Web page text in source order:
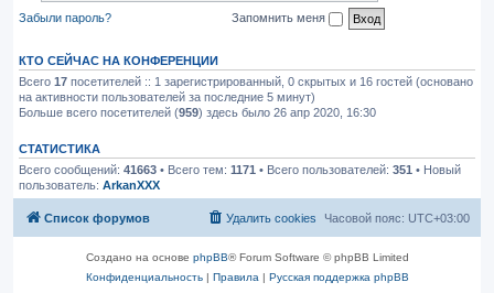
Забыли пароль? Запомнить меня
КТО СЕЙЧАС НА КОНФЕРЕНЦИИ
Всего 17 посетителей :: 1 зарегистрированный, 0 скрытых и 16 гостей (основано
на активности пользователей за последние 5 минут)
Больше всего посетителей (959) здесь было 26 апр 2020, 16:30
СТАТИСТИКА
Всего сообщений: 41663 • Всего тем: 1171 • Всего пользователей: 351 • Новый
пользователь: ArkanXXX
Список форумов Часовой пояс: UTC+03:00
Удалить cookies
Создано на основе phpBB® Forum Software © phpBB Limited
Конфиденциальность| Правила | Русская поддержка phpBB